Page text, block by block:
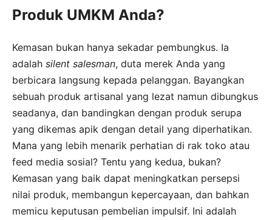
Produk UMKM Anda?
Kemasan bukan hanya sekadar pembungkus. Ia
adalah silent salesman, duta merek Anda yang
berbicara langsung kepada pelanggan. Bayangkan
sebuah produk artisanal yang lezat namun dibungkus
seadanya, dan bandingkan dengan produk serupa
yang dikemas apik dengan detail yang diperhatikan.
Mana yang lebih menarik perhatian di rak toko atau
feed media sosial? Tentu yang kedua, bukan?
Kemasan yang baik dapat meningkatkan persepsi
nilai produk, membangun kepercayaan, dan bahkan
memicu keputusan pembelian impulsif. Ini adalah